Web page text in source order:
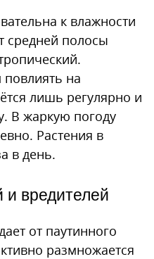
к влажности
средней полосы
на
лишь регулярно и
В жаркую погоду
Растения в
в день.
и вредителей
от паутинного
размножается